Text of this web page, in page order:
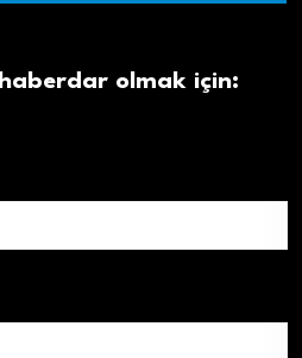
olmak için: